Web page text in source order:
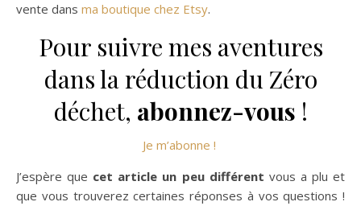
vente dans ma boutique chez Etsy.
Pour suivre mes aventures
dans la réduction du Zéro
déchet, abonnez-vous !
Je m’abonne !
J’espère que cet article un peu différent vous a plu et
que vous trouverez certaines réponses à vos questions !